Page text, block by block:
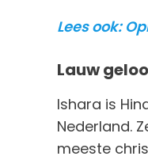
Lees ook:
Lauw
Ishara is
Nederland.
meeste